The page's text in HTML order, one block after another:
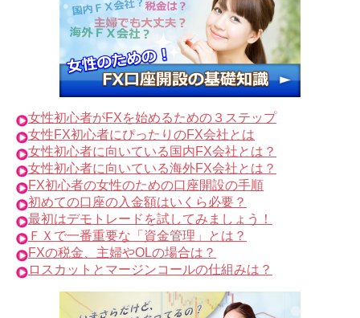
女性初心者がFXを始めるための３ステップ
女性FX初心者にぴったりのFX会社とは
女性初心者に向いている国内FX会社とは？
女性初心者に向いている海外FX会社とは？
FX初心者の女性のための口座開設の手順
初めての口座の入金額はいくら必要？
最初はデモトレードを試してみましょう！
ＦＸで一番重要な「資金管理」とは？
FXの税金、主婦やOLの場合は？
ロスカットとマージンコールの仕組みは？